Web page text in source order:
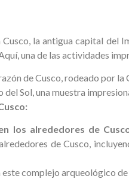
Cusco, la antigua capital
una de las actividades
de Cusco, rodeado por la
del Sol, una muestra
los alrededores de
de Cusco,
este complejo arqueológico